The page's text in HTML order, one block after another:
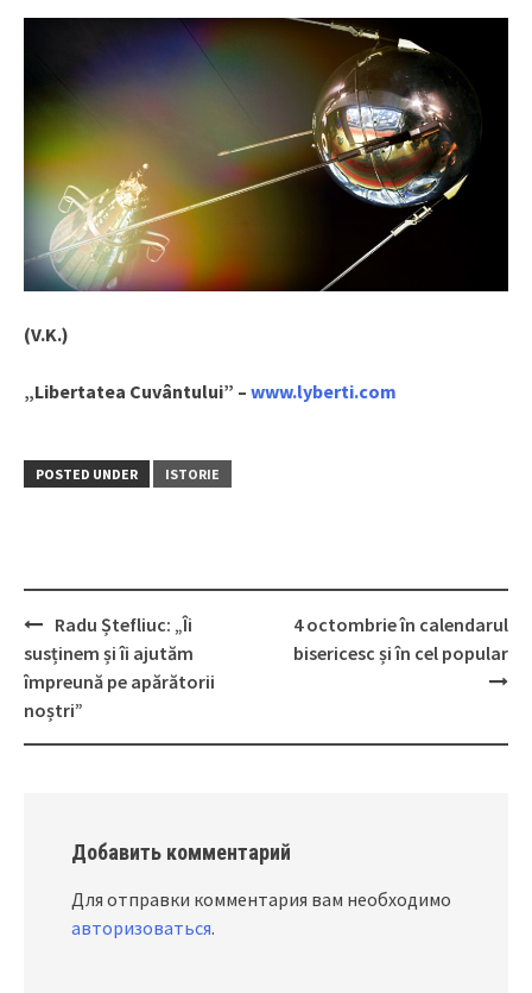
(V.K.)
„Libertatea Cuvântului” – www.lyberti.com
POSTED UNDER ISTORIE
Post
navigation
Radu Ștefliuc: „Îi
susținem și îi ajutăm
împreună pe apărătorii
noștri”
4 octombrie în calendarul
bisericesc și în cel popular
Добавить комментарий
Для отправки комментария вам необходимо
авторизоваться.